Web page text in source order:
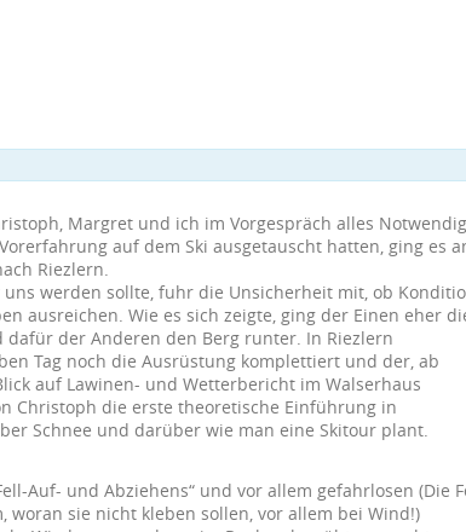
Margret und ich im Vorgespräch alles
auf dem Ski ausgetauscht hatten, ging es
Riezlern.
werden sollte, fuhr die Unsicherheit mit, ob
ausreichen. Wie es sich zeigte, ging der Einen eher
dafür der Anderen den Berg runter. In Riezlern
Tag noch die Ausrüstung komplettiert und der, ab
auf Lawinen- und Wetterbericht im Walserhaus
Christoph die erste theoretische Einführung in
Schnee und darüber wie man eine Skitour plant.
Auf- und Abziehens“ und vor allem gefahrlosen (Die
woran sie nicht kleben sollen, vor allem bei Wind!)